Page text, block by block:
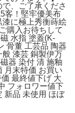
で、ご了承くださ
客！堅牢優美布
に極上秀衡蒔絵
購入お待ちして
水指 塗蓋(K-
骨董 工芸品 陶器
般 漆芸 銅製伊万
器 染付 清 施釉
月末特価 お買い
最終値下げ 大
フォロワー値下
新品 未使用 ほぼ